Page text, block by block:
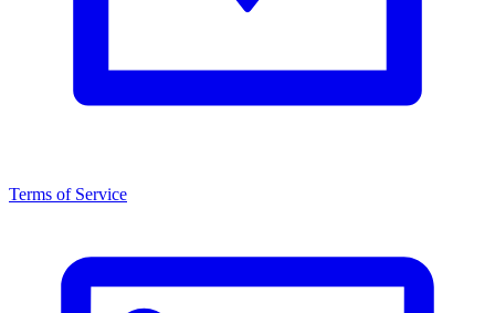
Terms of Service